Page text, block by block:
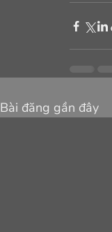
Bài đăng gần đây